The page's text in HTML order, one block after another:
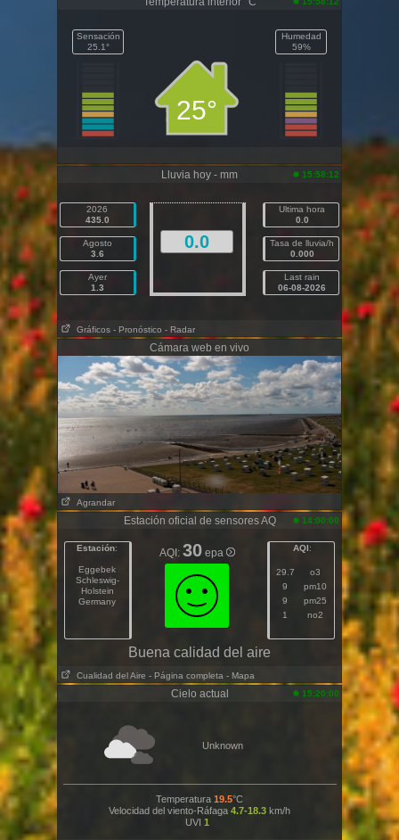
Sensación
25.1°
25°
Humedad
59%
Lluvia hoy - mm 15:58:12
2026
435.0
Agosto
3.6
Ayer
1.3
0.0
Ultima hora
0.0
Tasa de lluvia/h
0.000
Last rain
06-08-2026
Gráficos - Pronóstico - Radar
Cámara web en vivo
Agrandar
Estación oficial de sensores AQ 14:00:00
Estación:
Eggebek
Schleswig-
Holstein
Germany
AQI: 30 epa AQI:
29.7
o3
9
pm10
9
pm25
1
no2
Buena calidad del aire
Cualidad del Aire - Página completa - Mapa
Cielo actual 15:20:00
Unknown
Temperatura 19.5°C
Velocidad del viento-Ráfaga 4.7-18.3 km/h
UVI 1